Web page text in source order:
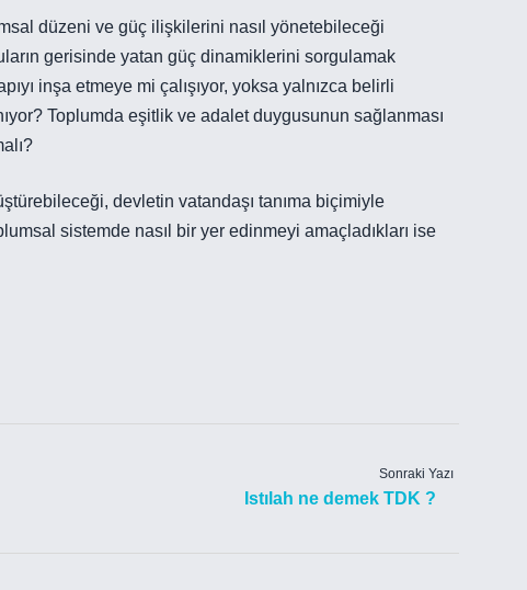
düzeni ve güç ilişkilerini nasıl yönetebileceği
gerisinde yatan güç dinamiklerini sorgulamak
inşa etmeye mi çalışıyor, yoksa yalnızca belirli
Toplumda eşitlik ve adalet duygusunun sağlanması
devletin vatandaşı tanıma biçimiyle
sistemde nasıl bir yer edinmeyi amaçladıkları ise
Sonraki Yazı
Istılah ne demek TDK ?